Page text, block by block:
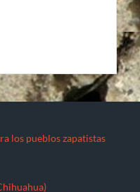
Istmo
Istmo
(México)